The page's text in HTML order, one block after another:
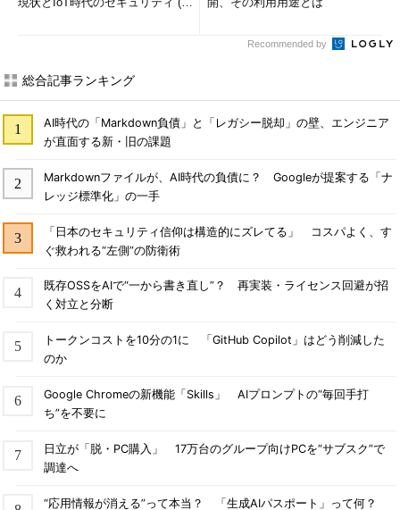
Recommended by
総合記事ランキング
AI時代の「Markdown負債」と「レガシー脱却」の壁、エンジニア
が直面する新・旧の課題
Markdownファイルが、AI時代の負債に？ Googleが提案する「ナ
レッジ標準化」の一手
「日本のセキュリティ信仰は構造的にズレてる」 コスパよく、す
ぐ救われる“左側”の防衛術
既存OSSをAIで“一から書き直し”？ 再実装・ライセンス回避が招
く対立と分断
トークンコストを10分の1に 「GitHub Copilot」はどう削減した
のか
Google Chromeの新機能「Skills」 AIプロンプトの“毎回手打
ち”を不要に
日立が「脱・PC購入」 17万台のグループ向けPCを“サブスク”で
調達へ
“応用情報が消える”って本当？ 「生成AIパスポート」って何？